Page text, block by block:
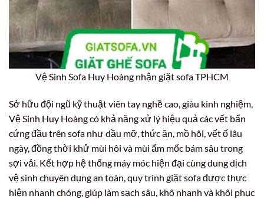
Vệ Sinh Sofa Huy Hoàng nhận giặt sofa TPHCM
Sở hữu đội ngũ kỹ thuật viên tay nghề cao, giàu kinh nghiệm,
Vệ Sinh Huy Hoàng có khả năng xử lý hiệu quả các vết bẩn
cứng đầu trên sofa như dầu mỡ, thức ăn, mồ hôi, vết ố lâu
ngày, đồng thời khử mùi hôi và mùi ẩm mốc bám sâu trong
sợi vải. Kết hợp hệ thống máy móc hiện đại cùng dung dịch
vệ sinh chuyên dụng an toàn, quy trình giặt sofa được thực
hiện nhanh chóng, giúp làm sạch sâu, khô nhanh và khôi phục